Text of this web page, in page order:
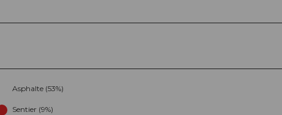
Asphalte (53%)
Sentier (9%)